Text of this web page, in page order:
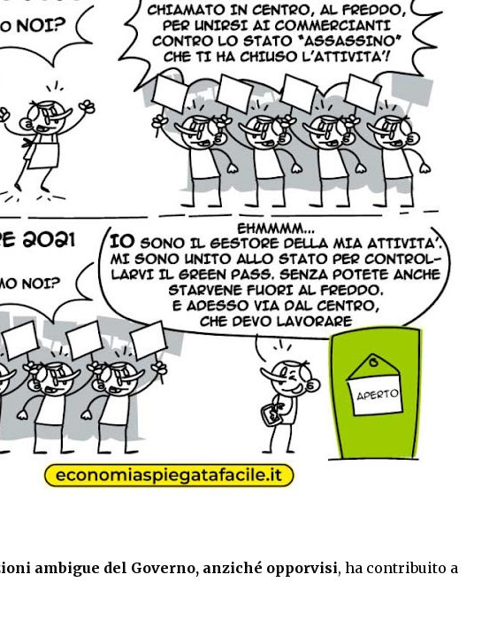
ambigue del Governo, anziché opporvisi, ha contribuito a